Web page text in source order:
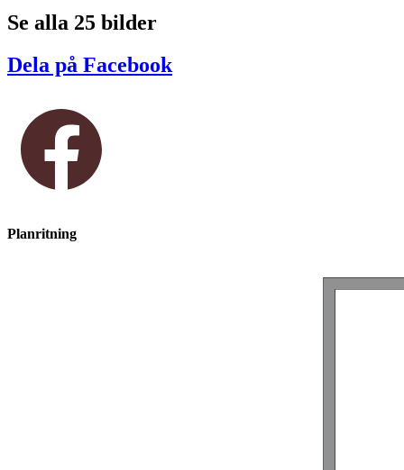
Se alla 25 bilder
Dela på Facebook
Planritning